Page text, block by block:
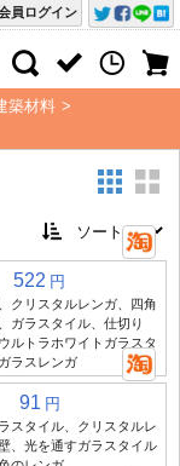
員ログイン
築材料 >
522 円
クリスタルレンガ、四角
ガラスタイル、仕切り
ルトラホワイトガラスタ
ラスレンガ
91 円
スタイル、クリスタルレ
、光を通すガラスタイル